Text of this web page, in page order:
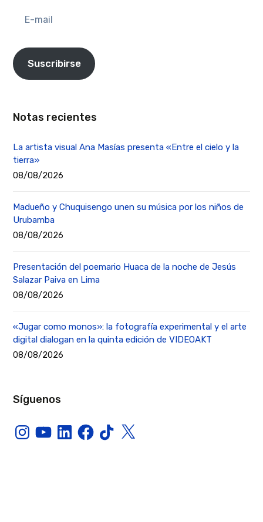
mail
Suscribirse
Notas recientes
La artista visual Ana Masías presenta «Entre el cielo y la
tierra»
08/08/2026
Madueño y Chuquisengo unen su música por los niños de
Urubamba
08/08/2026
Presentación del poemario Huaca de la noche de Jesús
Salazar Paiva en Lima
08/08/2026
«Jugar como monos»: la fotografía experimental y el arte
digital dialogan en la quinta edición de VIDEOAKT
08/08/2026
Síguenos
InstagramYouTubeLinkedInFacebook
TikTokX